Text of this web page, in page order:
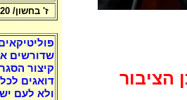
הציבור
ז' בחשון/ 25.10.20
שדורשים
קיצור
דואגים
ולא לעם